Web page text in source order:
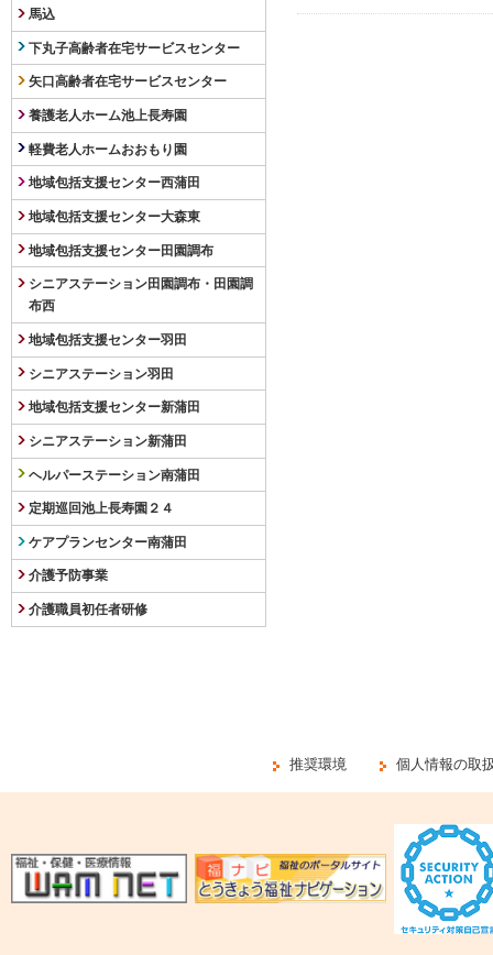
馬込
下丸子高齢者在宅サービスセンター
矢口高齢者在宅サービスセンター
養護老人ホーム池上長寿園
軽費老人ホームおおもり園
地域包括支援センター西蒲田
地域包括支援センター大森東
地域包括支援センター田園調布
シニアステーション田園調布・田園調
布西
地域包括支援センター羽田
シニアステーション羽田
地域包括支援センター新蒲田
シニアステーション新蒲田
ヘルパーステーション南蒲田
定期巡回池上長寿園２４
ケアプランセンター南蒲田
介護予防事業
介護職員初任者研修
推奨環境 個人情報の取